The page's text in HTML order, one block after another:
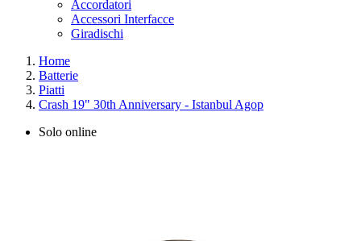
Accordatori
Accessori Interfacce
Giradischi
Home
Batterie
Piatti
Crash 19" 30th Anniversary - Istanbul Agop
Solo online